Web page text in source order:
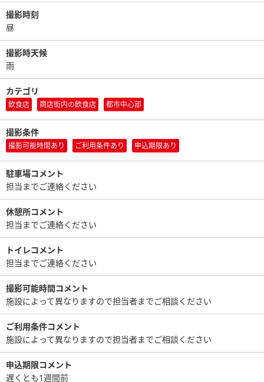
撮影時刻
昼
撮影時天候
雨
カテゴリ
飲食店 商店街内の飲食店 都市中心部
撮影条件
撮影可能時間あり ご利用条件あり 申込期限あり
駐車場コメント
担当までご連絡ください
休憩所コメント
担当までご連絡ください
トイレコメント
担当までご連絡ください
撮影可能時間コメント
施設によって異なりますので担当者までご相談ください
ご利用条件コメント
施設によって異なりますので担当者までご相談ください
申込期限コメント
遅くとも1週間前